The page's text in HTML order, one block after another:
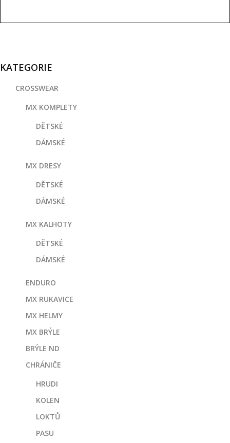
KATEGORIE
CROSSWEAR
MX KOMPLETY
DĚTSKÉ
DÁMSKÉ
MX DRESY
DĚTSKÉ
DÁMSKÉ
MX KALHOTY
DĚTSKÉ
DÁMSKÉ
ENDURO
MX RUKAVICE
MX HELMY
MX BRÝLE
BRÝLE ND
CHRÁNIČE
HRUDI
KOLEN
LOKTŮ
PASU